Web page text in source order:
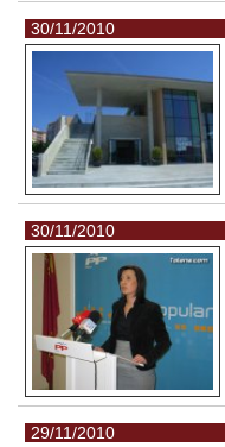
30/11/2010
30/11/2010
29/11/2010